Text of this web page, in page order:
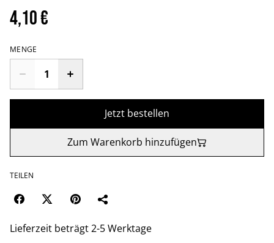
4,10 €
MENGE
Jetzt bestellen
Zum Warenkorb hinzufügen
TEILEN
Lieferzeit beträgt 2-5 Werktage